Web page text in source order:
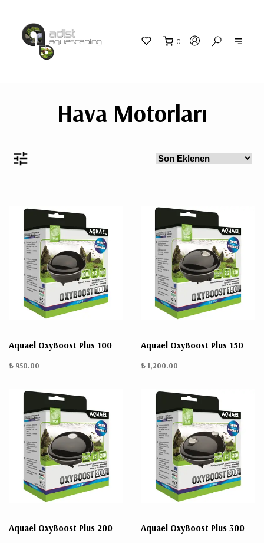
0
SEPETİNİZDE
ÜRÜN
Hava Motorları
Aquael OxyBoost Plus 100
₺ 950.00
Aquael OxyBoost Plus 150
₺ 1,200.00
Aquael OxyBoost Plus 200 Aquael OxyBoost Plus 300